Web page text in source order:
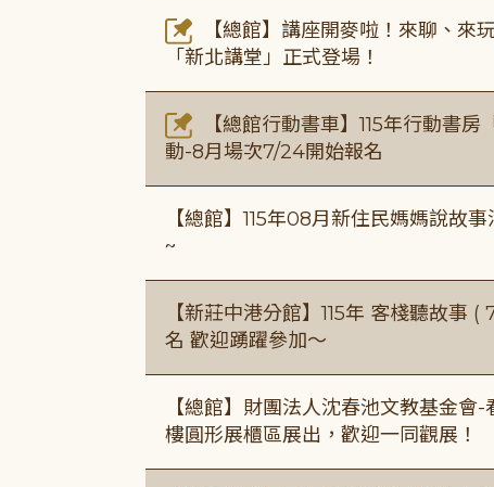
【總館】講座開麥啦！來聊、來
「新北講堂」正式登場！
【總館行動書車】115年行動書
動-8月場次7/24開始報名
【總館】115年08月新住民媽媽說故
~
【新莊中港分館】115年 客棧聽故事
名 歡迎踴躍參加～
【總館】財團法人沈春池文教基金
樓圓形展櫃區展出，歡迎一同觀展！